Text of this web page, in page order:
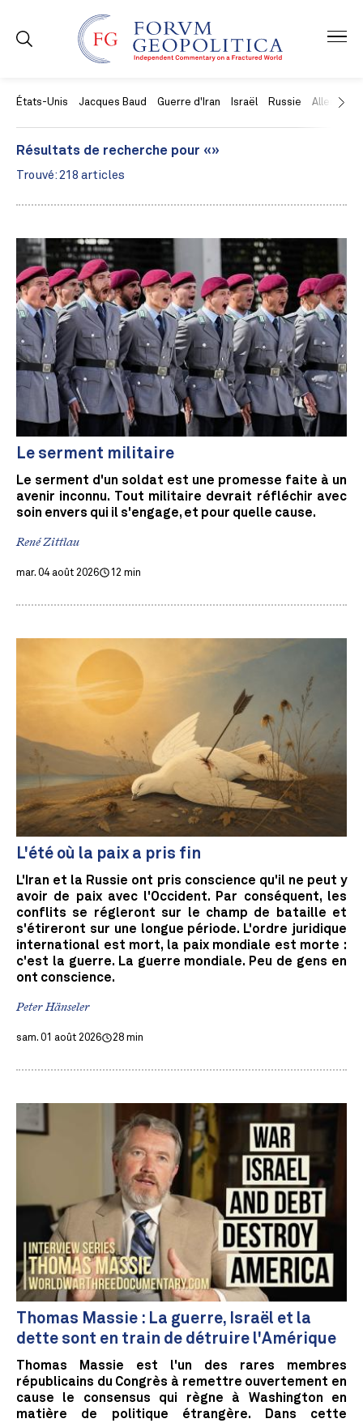
États-Unis Jacques Baud Guerre d'Iran Israël Russie Allemagne
Résultats de recherche pour «»
Trouvé: 218 articles
Le serment militaire
Le serment d'un soldat est une promesse faite à un
avenir inconnu. Tout militaire devrait réfléchir avec
soin envers qui il s'engage, et pour quelle cause.
René Zittlau
mar. 04 août 2026 12 min
L'été où la paix a pris fin
L'Iran et la Russie ont pris conscience qu'il ne peut y
avoir de paix avec l'Occident. Par conséquent, les
conflits se régleront sur le champ de bataille et
s'étireront sur une longue période. L'ordre juridique
international est mort, la paix mondiale est morte :
c'est la guerre. La guerre mondiale. Peu de gens en
ont conscience.
Peter Hänseler
sam. 01 août 2026 28 min
Thomas Massie : La guerre, Israël et la
dette sont en train de détruire l'Amérique
Thomas Massie est l'un des rares membres
républicains du Congrès à remettre ouvertement en
cause le consensus qui règne à Washington en
matière de politique étrangère. Dans cette